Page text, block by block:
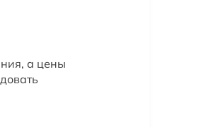
а цены